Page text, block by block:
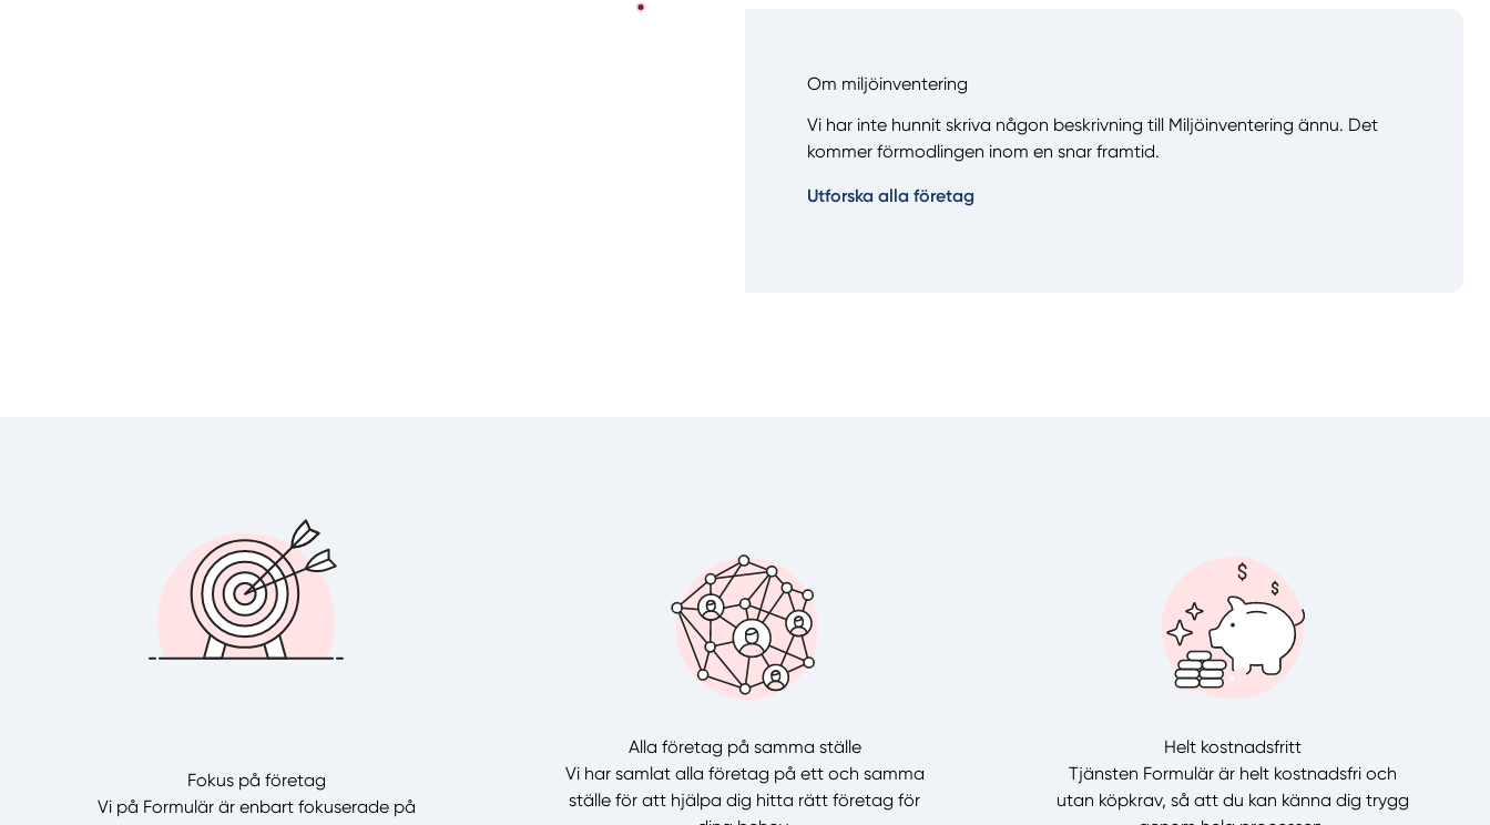
Manuellt
Om miljöinventering
Vi har inte hunnit skriva någon beskrivning till Miljöinventering ännu. Det
kommer förmodlingen inom en snar framtid.
Utforska alla företag
Fokus på företag
Vi på Formulär är enbart fokuserade på
Alla företag på samma ställe
Vi har samlat alla företag på ett och samma
ställe för att hjälpa dig hitta rätt företag för
Helt kostnadsfritt
Tjänsten Formulär är helt kostnadsfri och
utan köpkrav, så att du kan känna dig trygg